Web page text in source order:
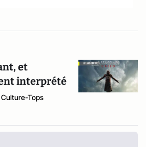
et
interprété
Culture-Tops